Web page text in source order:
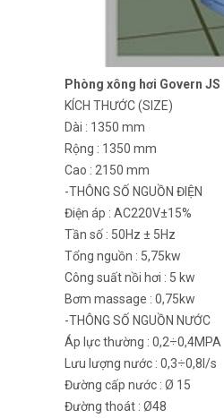
Phòng xông hơi Govern JS
KÍCH THƯỚC (SIZE)
Dài : 1350 mm
Rộng : 1350 mm
Cao : 2150 mm
-THÔNG SỐ NGUỒN ĐIỆN
Điện áp : AC220V±15%
Tần số : 50Hz ± 5Hz
Tổng nguồn : 5,75kw
Công suất nồi hơi : 5 kw
Bơm massage : 0,75kw
-THÔNG SỐ NGUỒN NƯỚC
Áp lực thường : 0,2÷0,4MPA
Lưu lượng nước : 0,3÷0,8l/s
Đường cấp nước : Ø 15
Đường thoát : Ø48